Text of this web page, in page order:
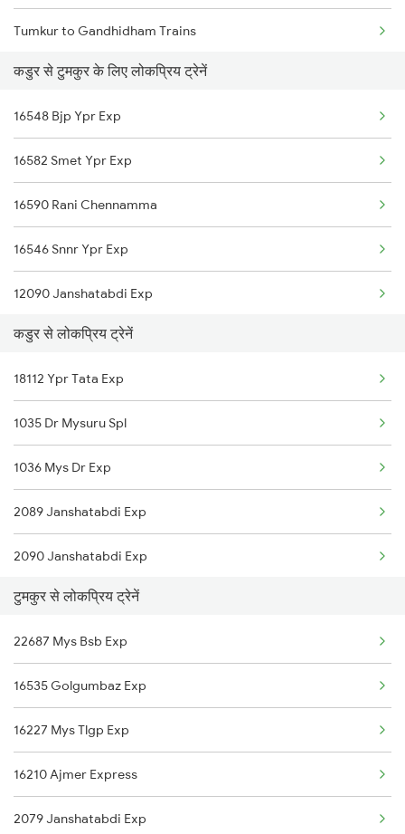
Kadur to Chikodi Trains
Kadur to Kopargaon Trains
Kadur to Ghatprabha Trains
Tumkur to Gandhidham Trains
Tumkur to Hosapete Trains
Tumkur to Hosur Trains
Tumkur to Haveri Trains
Tumkur to Indi Road Trains
Tumkur to Jhansi Trains
Tumkur to Jaipur Trains
Tumkur to Chikkajajur Trains
Tumkur to Jodhpur Trains
कडुर से टुमकुर के लिए लोकप्रिय ट्रेनें
16548 Bjp Ypr Exp
16582 Smet Ypr Exp
16590 Rani Chennamma
16546 Snnr Ypr Exp
12090 Janshatabdi Exp
20652 Tlgp Sbc Exp
17310 Vsg Ypr Exp
12726 Siddaganga Exp
20675 Vishwamanav Exp
11021 Dadar Ten Exp
20690 Ypr Intercity
56520 Hpt Sbc Pas
17392 Snnr Sbc Exp
कडुर से लोकप्रिय ट्रेनें
18112 Ypr Tata Exp
1035 Dr Mysuru Spl
1036 Mys Dr Exp
2089 Janshatabdi Exp
2090 Janshatabdi Exp
2725 Sbc Dwr Exp
2726 Dwr Sbc Exp
6230 Mys Festival Spl
6242 Ubl Sbc Spl
6296 Tlgp Mys Exp
7301 Mys Dwr Spl
टुमकुर से लोकप्रिय ट्रेनें
22687 Mys Bsb Exp
16535 Golgumbaz Exp
16227 Mys Tlgp Exp
16210 Ajmer Express
2079 Janshatabdi Exp